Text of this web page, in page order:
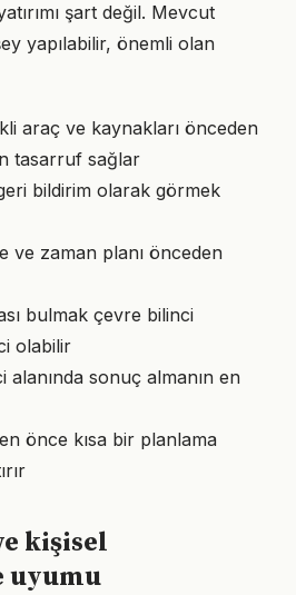
şart değil. Mevcut
yapılabilir, önemli olan
araç ve kaynakları önceden
tasarruf sağlar
geri bildirim olarak görmek
ve zaman planı önceden
bulmak çevre bilinci
olabilir
alanında sonuç almanın en
önce kısa bir planlama
kişisel
uyumu